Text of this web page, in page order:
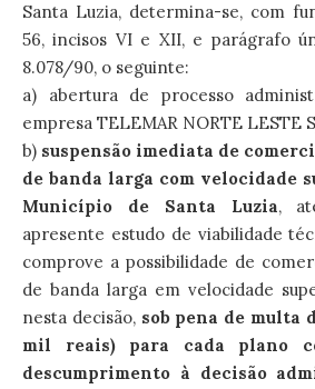
Santa Luzia, determina-se, com
56, incisos VI e XII, e parágrafo
8.078/90, o seguinte:
a) abertura de processo
empresa TELEMAR NORTE LESTE
b) suspensão imediata de
de banda larga com velocidade
Município de Santa Luzia,
apresente estudo de viabilidade
comprove a possibilidade de
de banda larga em velocidade
nesta decisão, sob pena de multa
mil reais) para cada plano
descumprimento à decisão